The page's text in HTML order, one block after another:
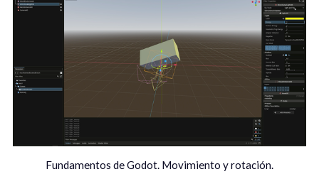
Fundamentos de Godot. Movimiento y rotación.